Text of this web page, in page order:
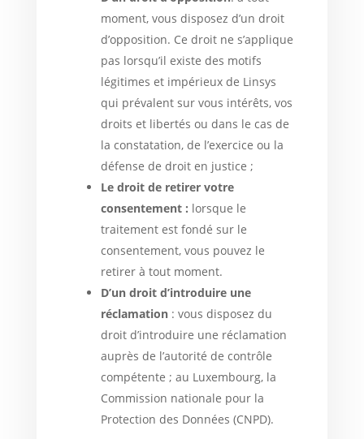
moment, vous disposez d’un droit
d’opposition. Ce droit ne s’applique
pas lorsqu’il existe des motifs
légitimes et impérieux de Linsys
qui prévalent sur vous intérêts, vos
droits et libertés ou dans le cas de
la constatation, de l’exercice ou la
défense de droit en justice ;
Le droit de retirer votre
consentement : lorsque le
traitement est fondé sur le
consentement, vous pouvez le
retirer à tout moment.
D’un droit d’introduire une
réclamation: vous disposez du
droit d’introduire une réclamation
auprès de l’autorité de contrôle
compétente ; au Luxembourg, la
Commission nationale pour la
Protection des Données (CNPD).